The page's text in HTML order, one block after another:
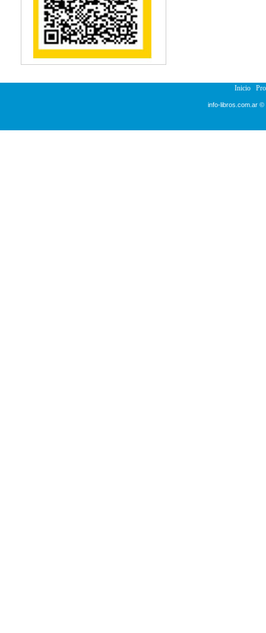
Reumatología
Salud Pública
Semiología
Terapia Ocupacional
Urología
Inicio
info-libros.com.ar